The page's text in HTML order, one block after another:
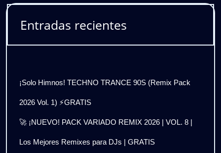
Entradas recientes
¡Solo Himnos! TECHNO TRANCE 90S (Remix Pack
2026 Vol. 1) ⚡GRATIS
🚀 ¡NUEVO! PACK VARIADO REMIX 2026 | VOL. 8 |
Los Mejores Remixes para DJs | GRATIS